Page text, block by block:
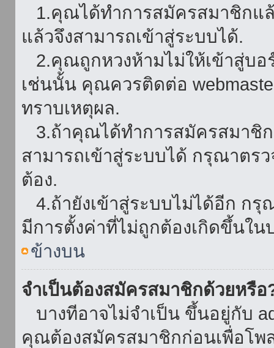
1.คุณได้ทำการสมัครสมาชิกแ
แล้วจึงสามารถเข้าสู่ระบบได้.
2.คุณถูกหวงห้ามไม่ให้เข้าสู่บอ
เช่นนั้น คุณควรติดต่อ
ทราบเหตุผล.
3.ถ้าคุณได้ทำการสมัครสมาชิ
สามารถเข้าสู่ระบบได้ กรุณาตร
ต้อง.
4.ถ้ายังเข้าสู่ระบบไม่ได้อีก กรุ
มีการตั้งค่าที่ไม่ถูกต้องเกิดขึ้นใน
ข้างบน
จำเป็นต้องสมัครสมาชิกด้วยหรือ
บางทีอาจไม่จำเป็น ขึ้นอยู่กับ
คุณต้องสมัครสมาชิกก่อนเพื่อโพ